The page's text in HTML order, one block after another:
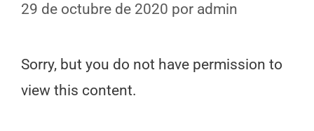
29 de octubre de 2020 por admin
Sorry, but you do not have permission to
view this content.